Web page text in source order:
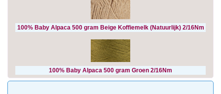
100% Baby Alpaca 500 gram Beige Koffiemelk (Natuurlijk) 2/16Nm
100% Baby Alpaca 500 gram Groen 2/16Nm